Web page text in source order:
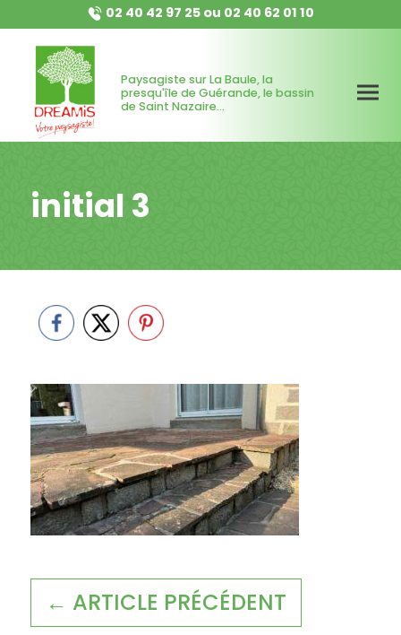
02 40 42 97 25ou 02 40 62 01 10
Paysagiste sur La Baule, la
presqu'île de Guérande, le bassin
de Saint Nazaire...
initial 3
← ARTICLE PRÉCÉDENT